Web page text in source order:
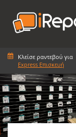
Κλείσε ραντεβού για
Express Επισκευή